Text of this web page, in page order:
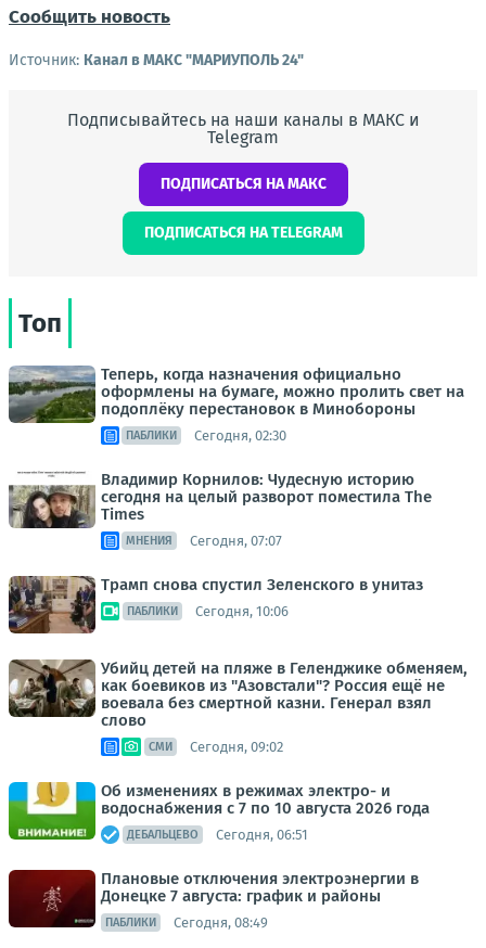
Сообщить новость
Источник: Канал в МАКС "МАРИУПОЛЬ 24"
Подписывайтесь на наши каналы в МАКС и
Telegram
ПОДПИСАТЬСЯ НА МАКС
ПОДПИСАТЬСЯ НА TELEGRAM
Топ
Теперь, когда назначения официально
оформлены на бумаге, можно пролить свет на
подоплёку перестановок в Минобороны
ПАБЛИКИ Сегодня, 02:30
Владимир Корнилов: Чудесную историю
сегодня на целый разворот поместила The
Times
МНЕНИЯ Сегодня, 07:07
Трамп снова спустил Зеленского в унитаз
ПАБЛИКИ Сегодня, 10:06
Убийц детей на пляже в Геленджике обменяем,
как боевиков из "Азовстали"? Россия ещё не
воевала без смертной казни. Генерал взял
слово
СМИ Сегодня, 09:02
Об изменениях в режимах электро- и
водоснабжения с 7 по 10 августа 2026 года
ДЕБАЛЬЦЕВО Сегодня, 06:51
Плановые отключения электроэнергии в
Донецке 7 августа: график и районы
ПАБЛИКИ Сегодня, 08:49